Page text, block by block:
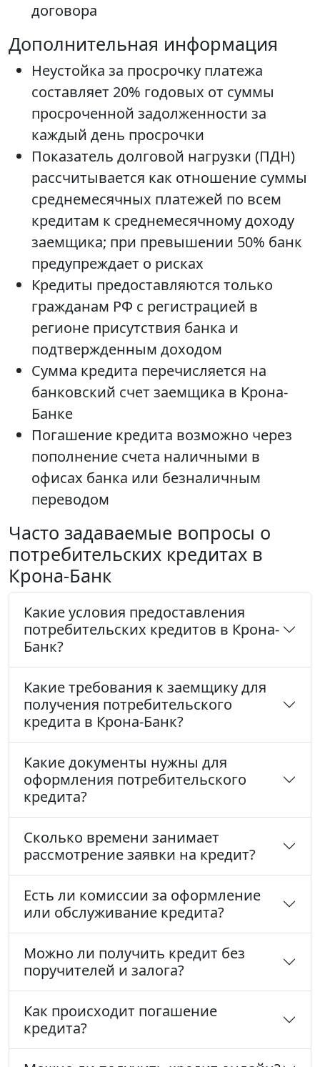
договора
Дополнительная информация
Неустойка за просрочку платежа
составляет 20% годовых от суммы
просроченной задолженности за
каждый день просрочки
Показатель долговой нагрузки (ПДН)
рассчитывается как отношение суммы
среднемесячных платежей по всем
кредитам к среднемесячному доходу
заемщика; при превышении 50% банк
предупреждает о рисках
Кредиты предоставляются только
гражданам РФ с регистрацией в
регионе присутствия банка и
подтвержденным доходом
Сумма кредита перечисляется на
банковский счет заемщика в Крона-
Банке
Погашение кредита возможно через
пополнение счета наличными в
офисах банка или безналичным
переводом
Часто задаваемые вопросы о
потребительских кредитах в
Крона-Банк
Какие условия предоставления
потребительских кредитов в Крона-
Банк?
Какие требования к заемщику для
получения потребительского
кредита в Крона-Банк?
Какие документы нужны для
оформления потребительского
кредита?
Сколько времени занимает
рассмотрение заявки на кредит?
Есть ли комиссии за оформление
или обслуживание кредита?
Можно ли получить кредит без
поручителей и залога?
Как происходит погашение
кредита?